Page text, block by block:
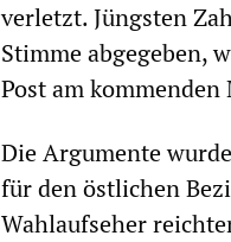
verletzt. Jüngsten
Stimme abgegeben,
Post am
Die Argumente
für den östlichen
Wahlaufseher